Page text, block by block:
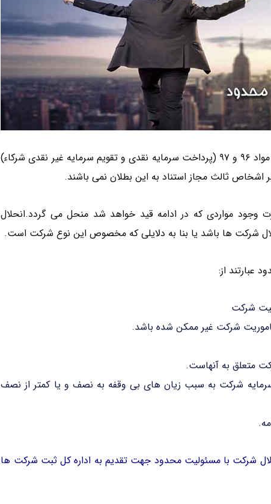
براساس ماده ۱۰۰ هر شرکت با مسئولیت محدود که بر خلاف مواد ۹۶ و ۹۷ (پرداخت سرمایه نقدی و تقویم سرمایه غیر نقدی شرکاء)
اشخاص ثالث مجاز استناد به این بطلان نمی باشند.
وجود مواردی که در ادامه قید خواهد شد منحل می گردد.انحلال
شرکت ها باشد یا بنا به دلایلی که مخصوص این نوع شرکت است.
شرکت
شرکت غیر ممکن شده باشد.
متعلق به آنهاست.
شرکت به سبب زیان های بی وقفه به نصف و یا کمتر از نصف
شرکت با مسئولیت محدود جهت تقدیم به اداره کل ثبت شرکت ها